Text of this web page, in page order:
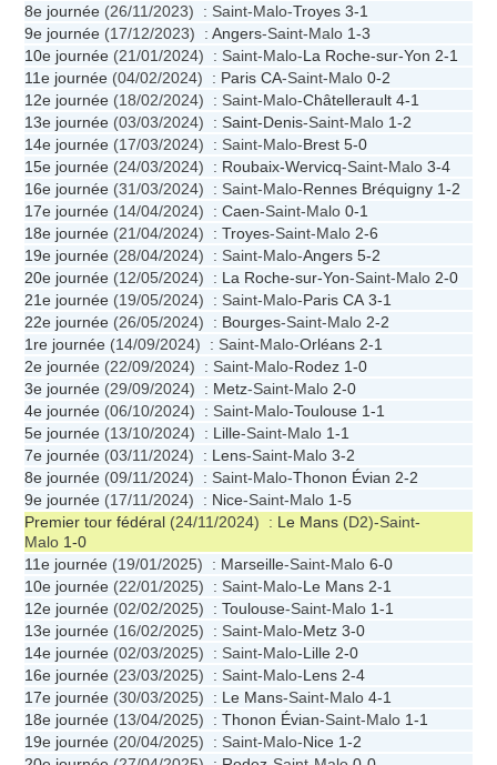
8e journée (26/11/2023) : Saint-Malo-Troyes 3-1
9e journée (17/12/2023) : Angers-Saint-Malo 1-3
10e journée (21/01/2024) : Saint-Malo-La Roche-sur-Yon 2-1
11e journée (04/02/2024) : Paris CA-Saint-Malo 0-2
12e journée (18/02/2024) : Saint-Malo-Châtellerault 4-1
13e journée (03/03/2024) : Saint-Denis-Saint-Malo 1-2
14e journée (17/03/2024) : Saint-Malo-Brest 5-0
15e journée (24/03/2024) : Roubaix-Wervicq-Saint-Malo 3-4
16e journée (31/03/2024) : Saint-Malo-Rennes Bréquigny 1-2
17e journée (14/04/2024) : Caen-Saint-Malo 0-1
18e journée (21/04/2024) : Troyes-Saint-Malo 2-6
19e journée (28/04/2024) : Saint-Malo-Angers 5-2
20e journée (12/05/2024) : La Roche-sur-Yon-Saint-Malo 2-0
21e journée (19/05/2024) : Saint-Malo-Paris CA 3-1
22e journée (26/05/2024) : Bourges-Saint-Malo 2-2
1re journée (14/09/2024) : Saint-Malo-Orléans 2-1
2e journée (22/09/2024) : Saint-Malo-Rodez 1-0
3e journée (29/09/2024) : Metz-Saint-Malo 2-0
4e journée (06/10/2024) : Saint-Malo-Toulouse 1-1
5e journée (13/10/2024) : Lille-Saint-Malo 1-1
7e journée (03/11/2024) : Lens-Saint-Malo 3-2
8e journée (09/11/2024) : Saint-Malo-Thonon Évian 2-2
9e journée (17/11/2024) : Nice-Saint-Malo 1-5
Premier tour fédéral (24/11/2024) : Le Mans (D2)-Saint-
Malo 1-0
11e journée (19/01/2025) : Marseille-Saint-Malo 6-0
10e journée (22/01/2025) : Saint-Malo-Le Mans 2-1
12e journée (02/02/2025) : Toulouse-Saint-Malo 1-1
13e journée (16/02/2025) : Saint-Malo-Metz 3-0
14e journée (02/03/2025) : Saint-Malo-Lille 2-0
16e journée (23/03/2025) : Saint-Malo-Lens 2-4
17e journée (30/03/2025) : Le Mans-Saint-Malo 4-1
18e journée (13/04/2025) : Thonon Évian-Saint-Malo 1-1
19e journée (20/04/2025) : Saint-Malo-Nice 1-2